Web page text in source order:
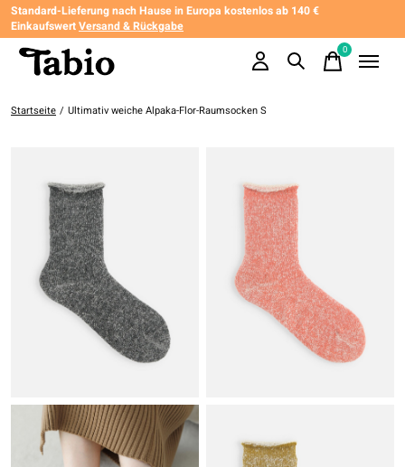
Standard-Lieferung nach Hause in Europa kostenlos ab 140 €
EinkaufswertVersand & Rückgabe
0items
Startseite / Ultimativ weiche Alpaka-Flor-Raumsocken S